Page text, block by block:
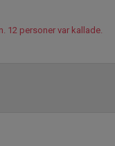
12 personer var kallade.